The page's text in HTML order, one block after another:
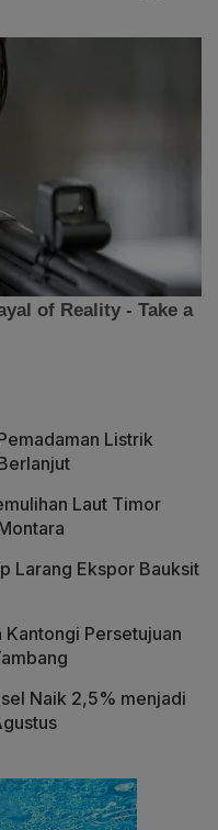
Listrik
Laut Timor
Larang Ekspor Bauksit
Persetujuan
Naik 2,5% menjadi